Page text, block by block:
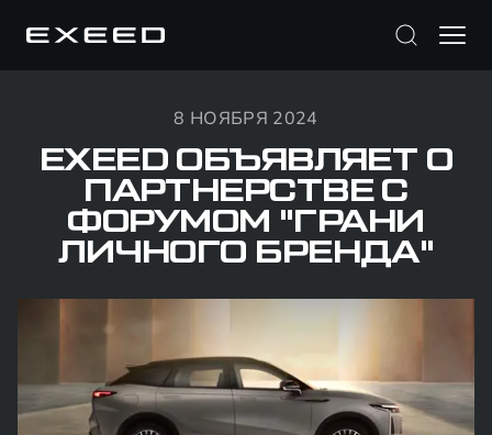
8 НОЯБРЯ 2024
EXEED ОБЪЯВЛЯЕТ О
ПАРТНЕРСТВЕ С
ФОРУМОМ "ГРАНИ
ЛИЧНОГО БРЕНДА"